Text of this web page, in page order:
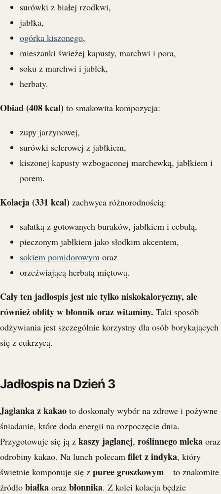
surówki z białej rzodkwi,
jabłka,
ogórka kiszonego,
mieszanki świeżej kapusty, marchwi i pora,
soku z marchwi i jabłek,
herbaty.
Obiad (408 kcal) to smakowita kompozycja:
zupy jarzynowej,
surówki selerowej z jabłkiem,
kiszonej kapusty wzbogaconej marchewką, jabłkiem i
porem.
Kolacja (331 kcal) zachwyca różnorodnością:
sałatką z gotowanych buraków, jabłkiem i cebulą,
pieczonym jabłkiem jako słodkim akcentem,
sokiem pomidorowym oraz
orzeźwiającą herbatą miętową.
Cały ten jadłospis jest nie tylko niskokaloryczny, ale
również obfity w błonnik oraz witaminy. Taki sposób
odżywiania jest szczególnie korzystny dla osób borykających
się z cukrzycą.
Jadłospis na Dzień 3
Jaglanka z kakao to doskonały wybór na zdrowe i pożywne
śniadanie, które doda energii na rozpoczęcie dnia.
Przygotowuje się ją z kaszy jaglanej, roślinnego mleka oraz
odrobiny kakao. Na lunch polecam filet z indyka, który
świetnie komponuje się z puree groszkowym – to znakomite
źródło białka oraz błonnika. Z kolei kolacja będzie